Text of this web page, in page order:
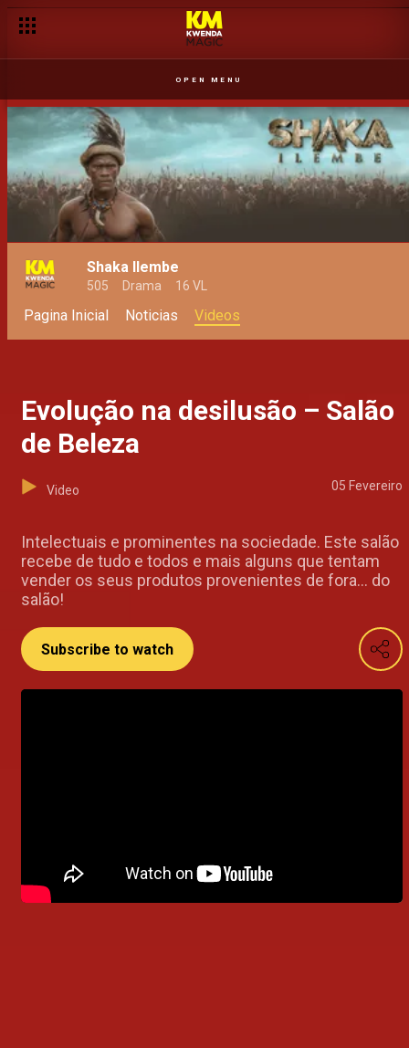
OPEN MENU
Shaka Ilembe
505 Drama 16 VL
Pagina Inicial Noticias Videos
Evolução na desilusão – Salão
de Beleza
Video 05 Fevereiro
Intelectuais e prominentes na sociedade. Este salão
recebe de tudo e todos e mais alguns que tentam
vender os seus produtos provenientes de fora... do
salão!
Subscribe to watch
Tubarão que dorme a onda leva – Makongo